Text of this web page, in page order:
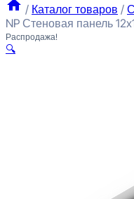
/ Каталог товаров /
NP Стеновая панель
Распродажа!
🔍